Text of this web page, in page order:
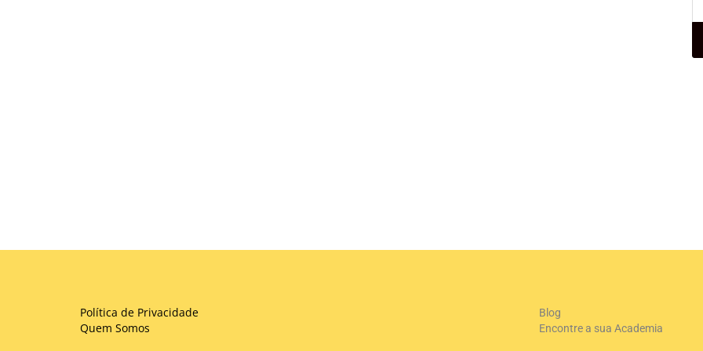
Política de Privacidade
Quem Somos
Blog
Encontre a sua Academia